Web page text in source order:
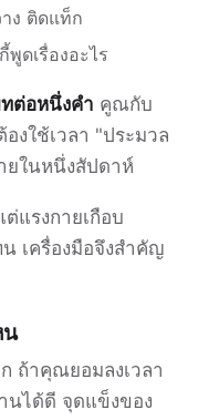
ง ติดแท็ก
ดเรื่องอะไร
ต่อหนึ่งคำ คูณกับ
งใช้เวลา "ประมวล
ยในหนึ่งสัปดาห์
แรงกายเกือบ
เครื่องมือจึงสำคัญ
น
ถ้าคุณยอมลงเวลา
นได้ดี จุดแข็งของ